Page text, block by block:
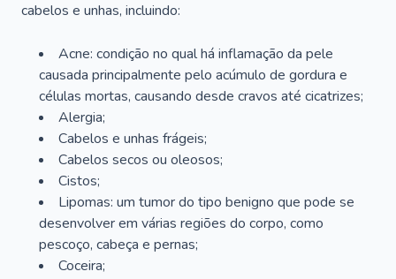
cabelos e unhas, incluindo:
Acne: condição no qual há inflamação da pele
causada principalmente pelo acúmulo de gordura e
células mortas, causando desde cravos até cicatrizes;
Alergia;
Cabelos e unhas frágeis;
Cabelos secos ou oleosos;
Cistos;
Lipomas: um tumor do tipo benigno que pode se
desenvolver em várias regiões do corpo, como
pescoço, cabeça e pernas;
Coceira;